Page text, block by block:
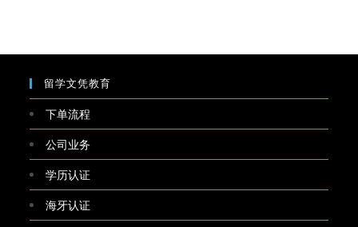
留学文凭教育
下单流程
公司业务
学历认证
海牙认证